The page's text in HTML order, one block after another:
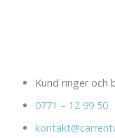
Kund ringer och
0771 – 12 99 50